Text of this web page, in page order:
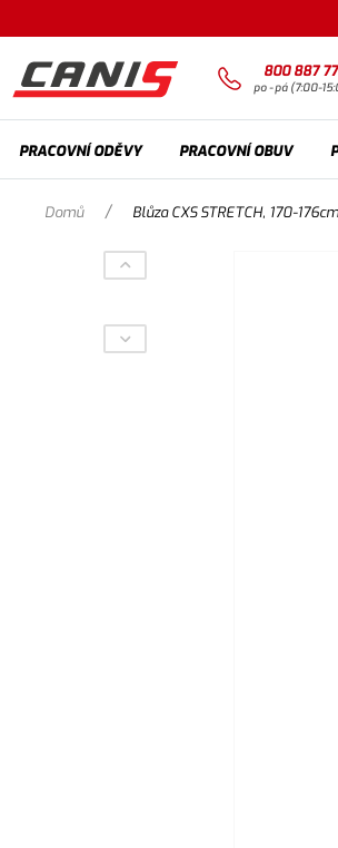
800 887
po - pá (7:00-
PRACOVNÍ ODĚVY PRACOVNÍ OBUV
Domů / Blůza CXS STRETCH, 170-